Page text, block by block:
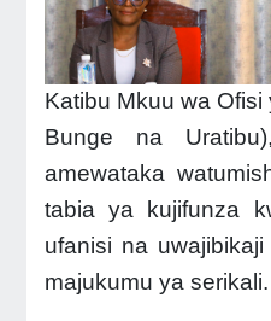
Katibu Mkuu wa Ofisi
Bunge na
amewataka
tabia ya kujifunza
ufanisi na
majukumu ya serikali.